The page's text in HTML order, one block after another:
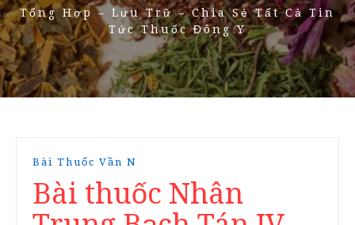
Tổng Hợp – Lưu Trữ – Chia Sẻ Tất Cả Tin
Tức Thuốc Đông Y
Bài Thuốc Vần N
Bài thuốc Nhân